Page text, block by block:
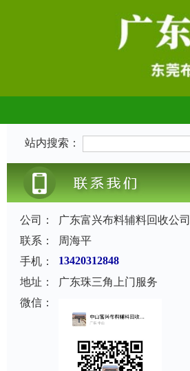
站内搜索：
公司：
广东富兴布料辅料回收公司
联系：
周海平
手机：
13420312848
地址：
广东珠三角上门服务
微信：